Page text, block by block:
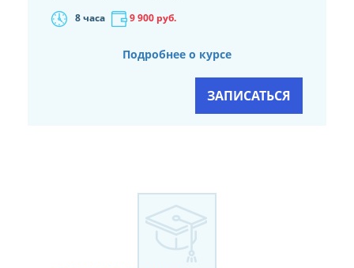
8 часа 9 900 руб.
Подробнее о курсе
ЗАПИСАТЬСЯ